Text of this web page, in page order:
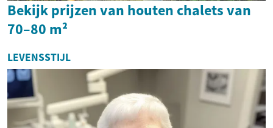
Bekijk prijzen van houten chalets van
70–80 m²
LEVENSSTIJL